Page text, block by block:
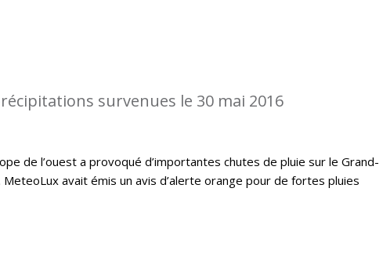
survenues le 30 mai 2016
de l’ouest a provoqué d’importantes chutes de pluie sur le Grand-
avait émis un avis d’alerte orange pour de fortes pluies